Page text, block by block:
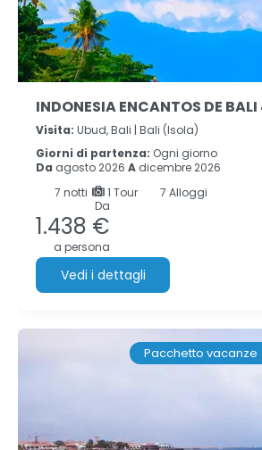
INDONESIA ENCANTOS DE
Visita: Ubud, Bali | Bali (Isola)
Giorni di partenza: Ogni giorno
Da agosto 2026 A dicembre 2026
7 notti 1 Tour
7 Alloggi
Da
1.438 €
a persona
Vedi i dettagli
Pacchetto vacanze